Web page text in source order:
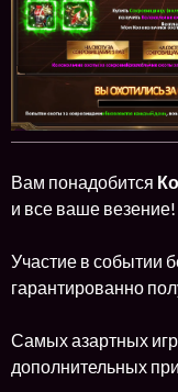
Вам понадобится
и все ваше везение!
Участие в событии
гарантированно
Самых азартных
дополнительных